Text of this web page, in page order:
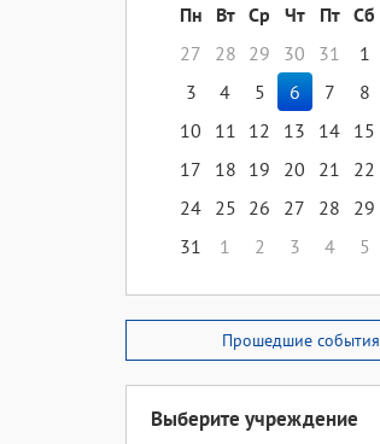
Пн
Вт Ср Чт Пт Сб
27
28 29 30 31 1
3
4 5 6 7 8
10
11 12 13 14 15
17
18 19 20 21 22
24 25 26 27 28 29
31
1 2 3 4 5
Прошедшие события
Выберите учреждение